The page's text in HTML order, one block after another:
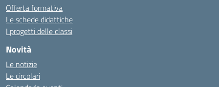
Offerta formativa
Le schede didattiche
I progetti delle classi
Novità
Le notizie
Le circolari